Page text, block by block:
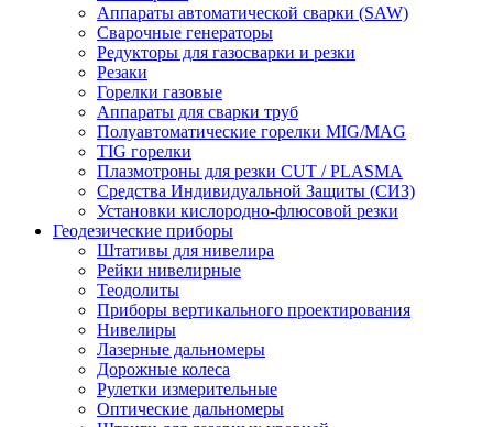
Аппараты автоматической сварки (SAW)
Сварочные генераторы
Редукторы для газосварки и резки
Резаки
Горелки газовые
Аппараты для сварки труб
Полуавтоматические горелки MIG/MAG
TIG горелки
Плазмотроны для резки CUT / PLASMA
Средства Индивидуальной Защиты (СИЗ)
Установки кислородно-флюсовой резки
Геодезические приборы
Штативы для нивелира
Рейки нивелирные
Теодолиты
Приборы вертикального проектирования
Нивелиры
Лазерные дальномеры
Дорожные колеса
Рулетки измерительные
Оптические дальномеры